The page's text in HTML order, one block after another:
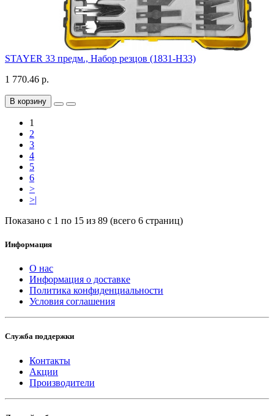
STAYER 33 предм., Набор резцов (1831-H33)
1 770.46 р.
В корзину
1
2
3
4
5
6
>
>|
Показано с 1 по 15 из 89 (всего 6 страниц)
Информация
О нас
Информация о доставке
Политика конфиденциальности
Условия соглашения
Служба поддержки
Контакты
Акции
Производители